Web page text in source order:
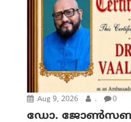
Aug 9, 2026 . 0
ഡോ. ജോൺസൺ